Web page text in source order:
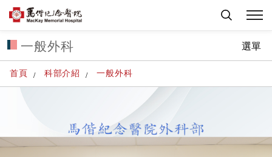
首頁 科部介紹 一般外科
一般外科 選單